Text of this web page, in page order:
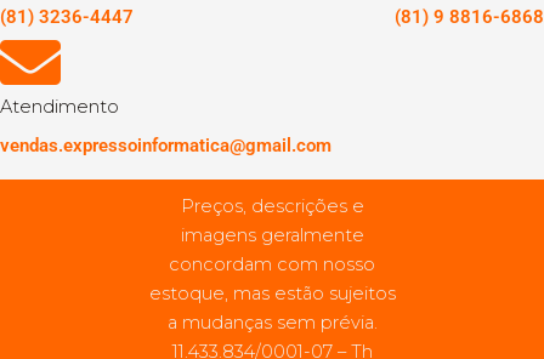
(81) 3236-4447
(81) 9 8816-6868
Atendimento
vendas.expressoinformatica@gmail.com
Preços, descrições e
imagens geralmente
concordam com nosso
estoque, mas estão sujeitos
a mudanças sem prévia.
11.433.834/0001-07 – Th